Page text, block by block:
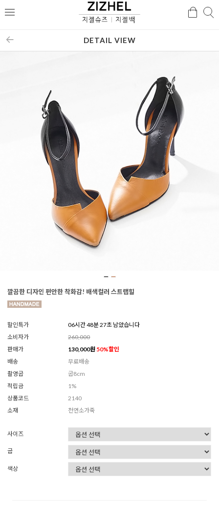
메
검
DETAIL VIEW
깔끔한 디자인 편안한 착화감! 배색컬러 스트랩힐
할인특가
06시간 48분 26초 남았습니다
소비자가
260,000
판매가
130,000원 50%할인
배송
무료배송
촬영굽
굽8cm
적립금
1%
상품코드
2140
소재
천연소가죽
사이즈
굽
색상